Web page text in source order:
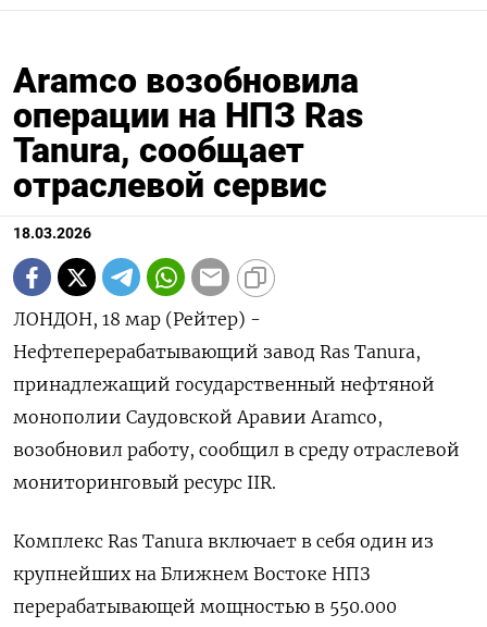
Aramco возобновила
операции на НПЗ Ras
Tanura, сообщает
отраслевой сервис
18.03.2026
ЛОНДОН, 18 мар (Рейтер) -
Нефтеперерабатывающий завод Ras Tanura,
‌принадлежащий государственный нефтяной
монополии Саудовской Аравии ​Aramco, ​
возобновил работу, ​сообщил ⁠в среду ‌отраслевой
мониторинговый ресурс ‌IIR.
Комплекс Ras Tanura ​включает в ‌себя один ​из
крупнейших на Ближнем ‌Востоке НПЗ
перерабатывающей мощностью в ​550.000